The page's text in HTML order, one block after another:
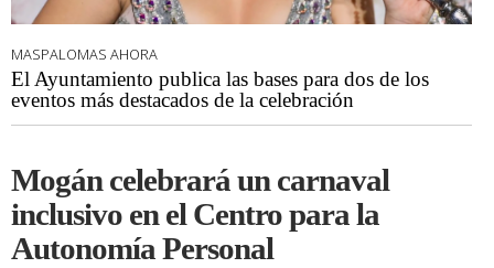
MASPALOMAS AHORA
El Ayuntamiento publica las bases para dos de los
eventos más destacados de la celebración
Mogán celebrará un carnaval
inclusivo en el Centro para la
Autonomía Personal